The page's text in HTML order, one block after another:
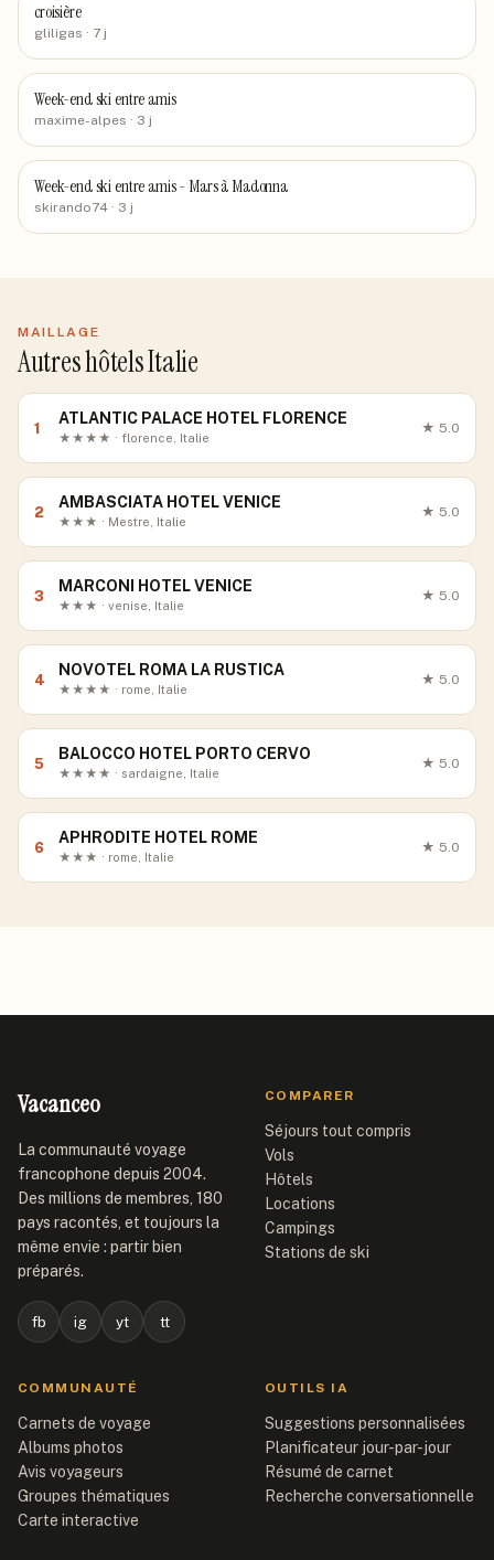
croisière
gliligas · 7 j
Week-end ski entre amis
maxime-alpes · 3 j
Week-end ski entre amis - Mars à Madonna
skirando74 · 3 j
MAILLAGE
Autres hôtels Italie
1
ATLANTIC PALACE HOTEL FLORENCE
★★★★ · florence, Italie
★ 5.0
2
AMBASCIATA HOTEL VENICE
★★★ · Mestre, Italie
★ 5.0
3
MARCONI HOTEL VENICE
★★★ · venise, Italie
★ 5.0
4
NOVOTEL ROMA LA RUSTICA
★★★★ · rome, Italie
★ 5.0
5
BALOCCO HOTEL PORTO CERVO
★★★★ · sardaigne, Italie
★ 5.0
6
APHRODITE HOTEL ROME
★★★ · rome, Italie
★ 5.0
Vacanceo
La communauté voyage
francophone depuis 2004.
Des millions de membres, 180
pays racontés, et toujours la
même envie : partir bien
préparés.
fb ig yt tt
COMPARER
Séjours tout compris
Vols
Hôtels
Locations
Campings
Stations de ski
COMMUNAUTÉ
Carnets de voyage
Albums photos
Avis voyageurs
Groupes thématiques
Carte interactive
OUTILS IA
Suggestions personnalisées
Planificateur jour-par-jour
Résumé de carnet
Recherche conversationnelle